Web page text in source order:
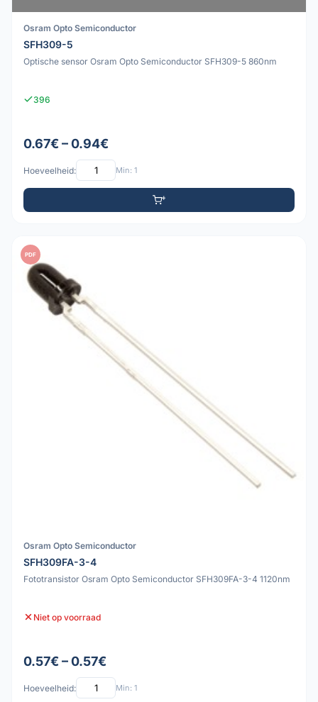
Osram Opto Semiconductor
SFH309-5
Optische sensor Osram Opto Semiconductor SFH309-5 860nm
396
0.67€ – 0.94€
Hoeveelheid: Min: 1
PDF
Osram Opto Semiconductor
SFH309FA-3-4
Fototransistor Osram Opto Semiconductor SFH309FA-3-4 1120nm
Niet op voorraad
0.57€ – 0.57€
Hoeveelheid: Min: 1